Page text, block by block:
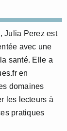
Julia Perez est
avec une
santé. Elle a
en
domaines
les lecteurs à
pratiques